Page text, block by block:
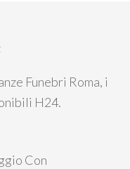
Funebri Roma, i
H24.
Con